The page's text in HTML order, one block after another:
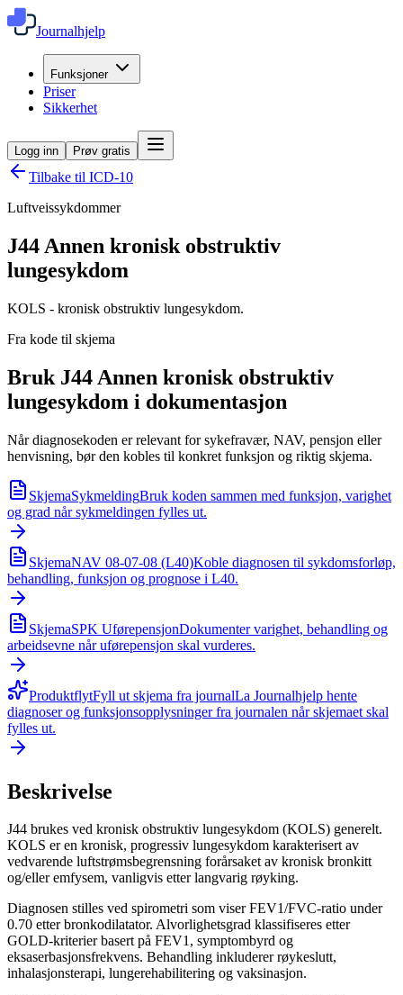
Journalhjelp
Funksjoner
Priser
Sikkerhet
Logg inn Prøv gratis
Tilbake til ICD-10
Luftveissykdommer
J44 Annen kronisk obstruktiv
lungesykdom
KOLS - kronisk obstruktiv lungesykdom.
Fra kode til skjema
Bruk J44 Annen kronisk obstruktiv
lungesykdom i dokumentasjon
Når diagnosekoden er relevant for sykefravær, NAV, pensjon eller
henvisning, bør den kobles til konkret funksjon og riktig skjema.
SkjemaSykmeldingBruk koden sammen med funksjon, varighet
og grad når sykmeldingen fylles ut.
SkjemaNAV 08-07-08 (L40)Koble diagnosen til sykdomsforløp,
behandling, funksjon og prognose i L40.
SkjemaSPK UførepensjonDokumenter varighet, behandling og
arbeidsevne når uførepensjon skal vurderes.
ProduktflytFyll ut skjema fra journalLa Journalhjelp hente
diagnoser og funksjonsopplysninger fra journalen når skjemaet skal
fylles ut.
Beskrivelse
J44 brukes ved kronisk obstruktiv lungesykdom (KOLS) generelt.
KOLS er en kronisk, progressiv lungesykdom karakterisert av
vedvarende luftstrømsbegrensning forårsaket av kronisk bronkitt
og/eller emfysem, vanligvis etter langvarig røyking.
Diagnosen stilles ved spirometri som viser FEV1/FVC-ratio under
0.70 etter bronkodilatator. Alvorlighetsgrad klassifiseres etter
GOLD-kriterier basert på FEV1, symptombyrd og
eksaserbasjonsfrekvens. Behandling inkluderer røykeslutt,
inhalasjonsterapi, lungerehabilitering og vaksinasjon.